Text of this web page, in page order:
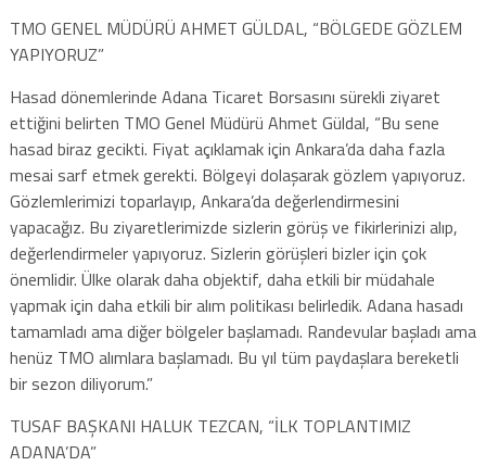
TMO GENEL MÜDÜRÜ AHMET GÜLDAL, “BÖLGEDE GÖZLEM
YAPIYORUZ”
Hasad dönemlerinde Adana Ticaret Borsasını sürekli ziyaret
ettiğini belirten TMO Genel Müdürü Ahmet Güldal, “Bu sene
hasad biraz gecikti. Fiyat açıklamak için Ankara’da daha fazla
mesai sarf etmek gerekti. Bölgeyi dolaşarak gözlem yapıyoruz.
Gözlemlerimizi toparlayıp, Ankara’da değerlendirmesini
yapacağız. Bu ziyaretlerimizde sizlerin görüş ve fikirlerinizi alıp,
değerlendirmeler yapıyoruz. Sizlerin görüşleri bizler için çok
önemlidir. Ülke olarak daha objektif, daha etkili bir müdahale
yapmak için daha etkili bir alım politikası belirledik. Adana hasadı
tamamladı ama diğer bölgeler başlamadı. Randevular başladı ama
henüz TMO alımlara başlamadı. Bu yıl tüm paydaşlara bereketli
bir sezon diliyorum.”
TUSAF BAŞKANI HALUK TEZCAN, “İLK TOPLANTIMIZ
ADANA’DA”